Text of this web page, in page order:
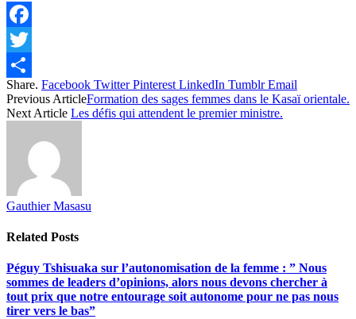
Facebook
Twitter
Share
Share. Facebook Twitter Pinterest LinkedIn Tumblr Email
Previous ArticleFormation des sages femmes dans le Kasaï orientale.
Next Article Les défis qui attendent le premier ministre.
Gauthier Masasu
Related Posts
Péguy Tshisuaka sur l’autonomisation de la femme : ” Nous
sommes de leaders d’opinions, alors nous devons chercher à
tout prix que notre entourage soit autonome pour ne pas nous
tirer vers le bas”